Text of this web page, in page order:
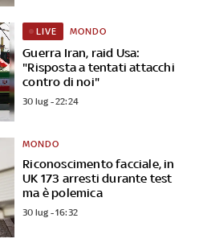
Guerra Iran, raid Usa:
"Risposta a tentati attacchi
contro di noi"
LIVE MONDO
30 lug - 22:24
Riconoscimento facciale, in
UK 173 arresti durante test
ma è polemica
MONDO
30 lug - 16:32